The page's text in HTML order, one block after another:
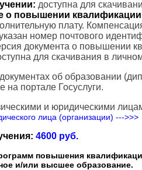
доступна для
о повышении
плату.
номер почтового
документа о повышении
для скачивания в
об образовании
на портале Госуслуги.
и юридическими
лица (организации) --->>>
4600 руб.
повышения
и/или высшее образование.